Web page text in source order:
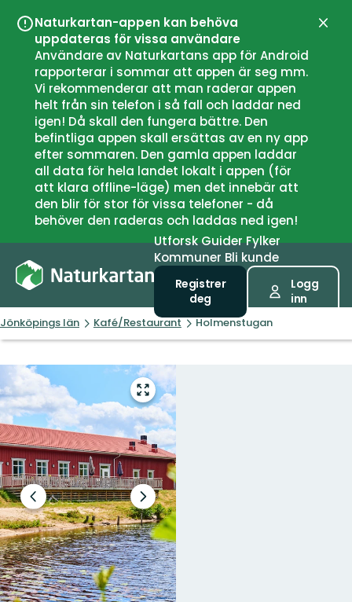
Naturkartan-appen kan behöva
uppdateras för vissa användare
Användare av Naturkartans app för Android
rapporterar i sommar att appen är seg mm.
Vi rekommenderar att man raderar appen
helt från sin telefon i så fall och laddar ned
igen! Då skall den fungera bättre. Den
befintliga appen skall ersättas av en ny app
efter sommaren. Den gamla appen laddar
all data för hela landet lokalt i appen (för
att klara offline-läge) men det innebär att
den blir för stor för vissa telefoner - då
behöver den raderas och laddas ned igen!
Lukk
UtforskGuiderFylker
Kommuner Bli kunde
Registrer
deg
Logg
inn
Jönköpings län Kafé/Restaurant Holmenstugan
Gå
til
fullskjerm
Forrige
lysbilde
Neste
slide